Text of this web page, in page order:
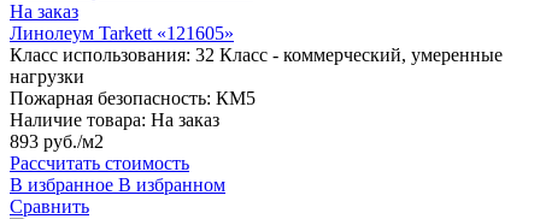
На заказ
Линолеум Tarkett «121605»
Класс использования: 32 Класс - коммерческий, умеренные
нагрузки
Пожарная безопасность: КМ5
Наличие товара: На заказ
893 руб./м2
Рассчитать стоимость
В избранное В избранном
Сравнить